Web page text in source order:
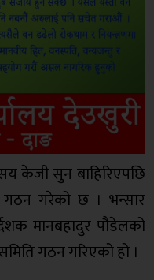
केजी सुन बाहिरिएपछि
गठन गरेको छ । भन्सार
मानबहादुर पौडेलको
गठन गरिएको हो ।